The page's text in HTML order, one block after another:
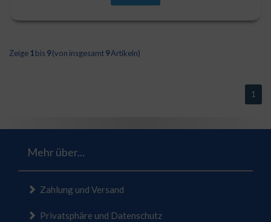
Zeige1 bis9(von insgesamt9Artikeln)
1
Mehr über...
Zahlung und Versand
Privatsphäre und Datenschutz